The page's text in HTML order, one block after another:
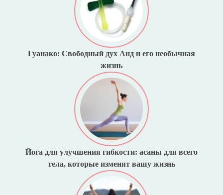
Гуанако: Свободный дух Анд и его необычная
жизнь
Йога для улучшения гибкости: асаны для всего
тела, которые изменят вашу жизнь